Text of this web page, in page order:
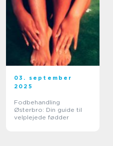
03. september
2025
Fodbehandling
Østerbro: Din guide til
velplejede fødder